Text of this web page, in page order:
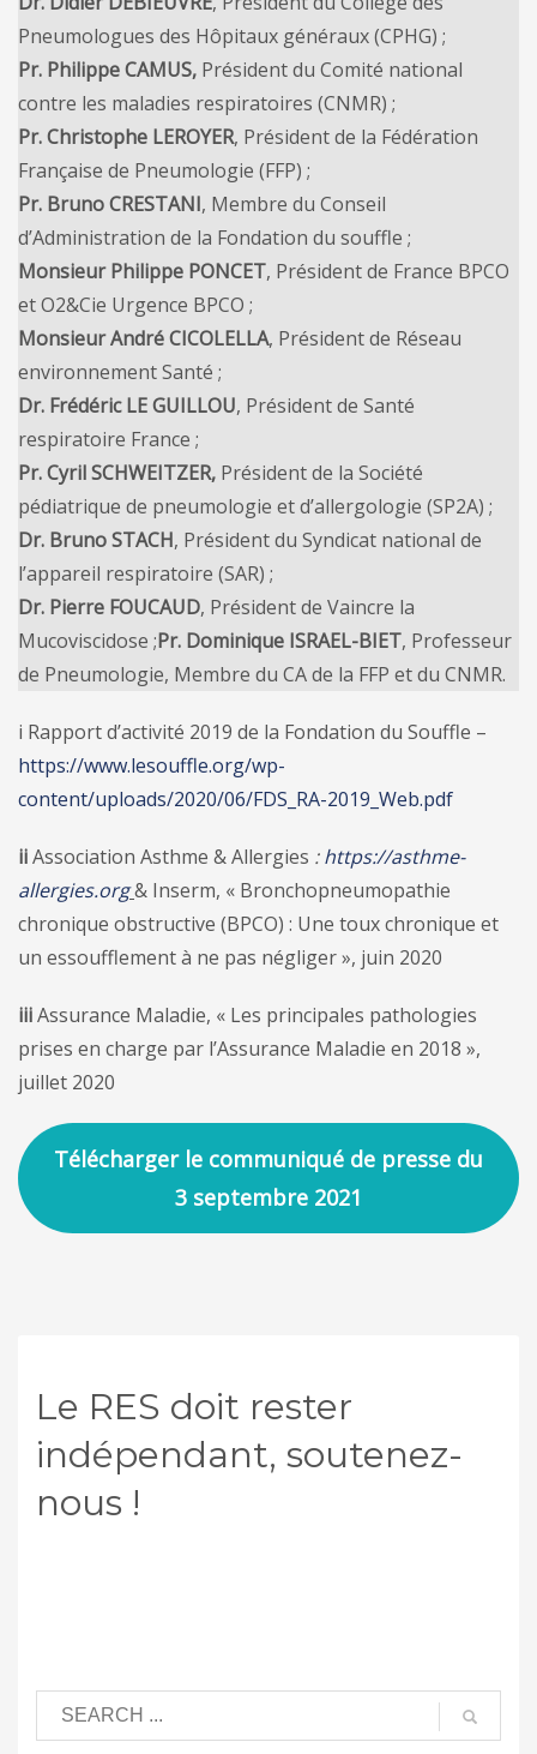
Pneumologues des Hôpitaux généraux (CPHG) ;
Pr. Philippe CAMUS, Président du Comité national
contre les maladies respiratoires (CNMR) ;
Pr. Christophe LEROYER, Président de la Fédération
Française de Pneumologie (FFP) ;
Pr. Bruno CRESTANI, Membre du Conseil
d’Administration de la Fondation du souffle ;
Monsieur Philippe PONCET, Président de France BPCO
et O2&Cie Urgence BPCO ;
Monsieur André CICOLELLA, Président de Réseau
environnement Santé ;
Dr. Frédéric LE GUILLOU, Président de Santé
respiratoire France ;
Pr. Cyril SCHWEITZER, Président de la Société
pédiatrique de pneumologie et d’allergologie (SP2A) ;
Dr. Bruno STACH, Président du Syndicat national de
l’appareil respiratoire (SAR) ;
Dr. Pierre FOUCAUD, Président de Vaincre la
Mucoviscidose ;Pr. Dominique ISRAEL-BIET, Professeur
de Pneumologie, Membre du CA de la FFP et du CNMR.
i Rapport d’activité 2019 de la Fondation du Souffle –
https://www.lesouffle.org/wp-
content/uploads/2020/06/FDS_RA-2019_Web.pdf
iiAssociation Asthme & Allergies :https://asthme-
allergies.org& Inserm, « Bronchopneumopathie
chronique obstructive (BPCO) : Une toux chronique et
un essoufflement à ne pas négliger », juin 2020
iiiAssurance Maladie, « Les principales pathologies
prises en charge par l’Assurance Maladie en 2018 »,
juillet 2020
Télécharger le communiqué de presse du
3 septembre 2021
Le RES doit rester
indépendant, soutenez-
nous !